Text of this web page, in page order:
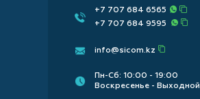
+7 707 684 6565
+7 707 684 9595
info@sicom.kz
Пн-Сб: 10:00 - 19:00
Воскресенье - Выходной